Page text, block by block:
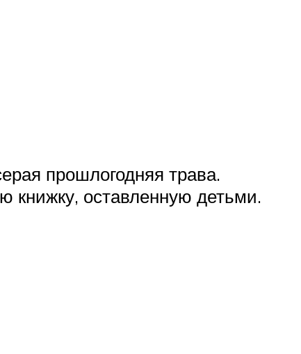
прошлогодняя трава.
книжку, оставленную детьми.